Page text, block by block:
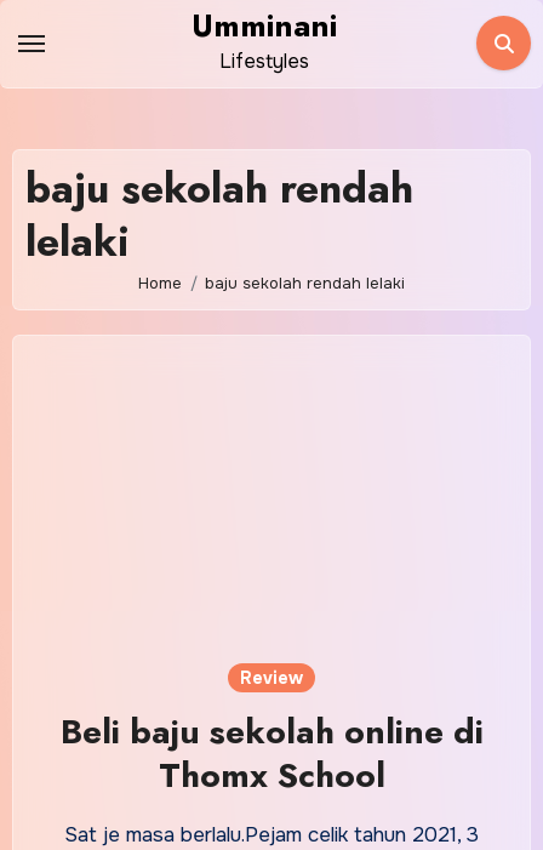
content
Umminani
Lifestyles
baju sekolah rendah
lelaki
Home baju sekolah rendah lelaki
Review
Beli baju sekolah online di
Thomx School
Sat je masa berlalu.Pejam celik tahun 2021, 3